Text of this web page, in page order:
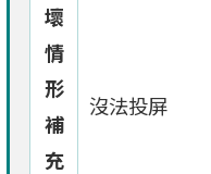
壞
情
形
補
充
沒法投屏